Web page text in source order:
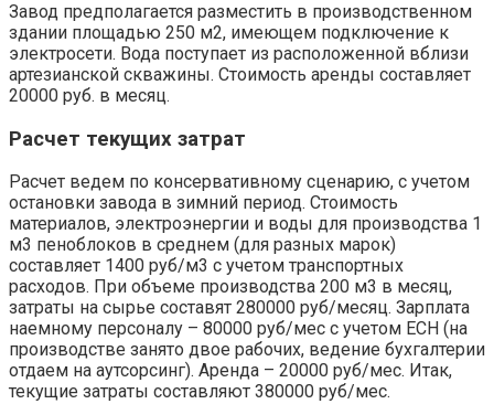
Завод предполагается разместить в производственном
здании площадью 250 м2, имеющем подключение к
электросети. Вода поступает из расположенной вблизи
артезианской скважины. Стоимость аренды составляет
20000 руб. в месяц.
Расчет текущих затрат
Расчет ведем по консервативному сценарию, с учетом
остановки завода в зимний период. Стоимость
материалов, электроэнергии и воды для производства 1
м3 пеноблоков в среднем (для разных марок)
составляет 1400 руб/м3 с учетом транспортных
расходов. При объеме производства 200 м3 в месяц,
затраты на сырье составят 280000 руб/месяц. Зарплата
наемному персоналу – 80000 руб/мес с учетом ЕСН (на
производстве занято двое рабочих, ведение бухгалтерии
отдаем на аутсорсинг). Аренда – 20000 руб/мес. Итак,
текущие затраты составляют 380000 руб/мес.